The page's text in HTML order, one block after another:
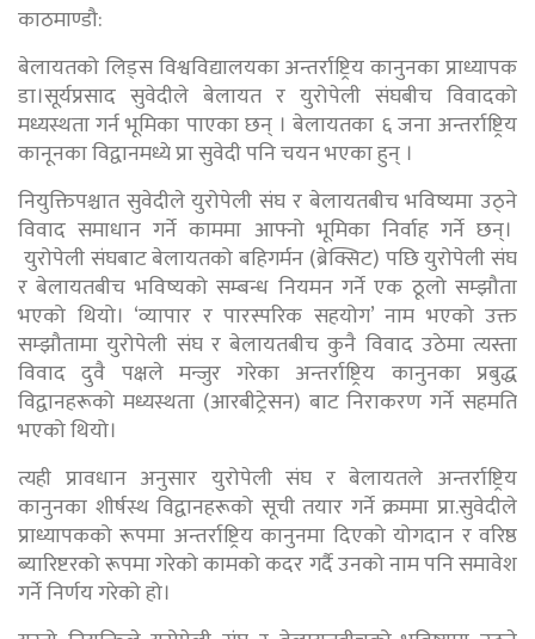
काठमाण्डौ:
बेलायतको लिड्स विश्वविद्यालयका अन्तर्राष्ट्रिय कानुनका प्राध्यापक
डा।सूर्यप्रसाद सुवेदीले बेलायत र युरोपेली संघबीच विवादको
मध्यस्थता गर्न भूमिका पाएका छन् । बेलायतका ६ जना अन्तर्राष्ट्रिय
कानूनका विद्वानमध्ये प्रा सुवेदी पनि चयन भएका हुन् ।
नियुक्तिपश्चात सुवेदीले युरोपेली संघ र बेलायतबीच भविष्यमा उठ्ने
विवाद समाधान गर्ने काममा आफ्नो भूमिका निर्वाह गर्ने छन्।
युरोपेली संघबाट बेलायतको बहिगर्मन (ब्रेक्सिट) पछि युरोपेली संघ
र बेलायतबीच भविष्यको सम्बन्ध नियमन गर्ने एक ठूलो सम्झौता
भएको थियो। ‘व्यापार र पारस्परिक सहयोग’ नाम भएको उक्त
सम्झौतामा युरोपेली संघ र बेलायतबीच कुनै विवाद उठेमा त्यस्ता
विवाद दुवै पक्षले मन्जुर गरेका अन्तर्राष्ट्रिय कानुनका प्रबुद्ध
विद्वानहरूको मध्यस्थता (आरबीट्रेसन) बाट निराकरण गर्ने सहमति
भएको थियो।
त्यही प्रावधान अनुसार युरोपेली संघ र बेलायतले अन्तर्राष्ट्रिय
कानुनका शीर्षस्थ विद्वानहरूको सूची तयार गर्ने क्रममा प्रा.सुवेदीले
प्राध्यापकको रूपमा अन्तर्राष्ट्रिय कानुनमा दिएको योगदान र वरिष्ठ
ब्यारिष्टरको रूपमा गरेको कामको कदर गर्दै उनको नाम पनि समावेश
गर्ने निर्णय गरेको हो।